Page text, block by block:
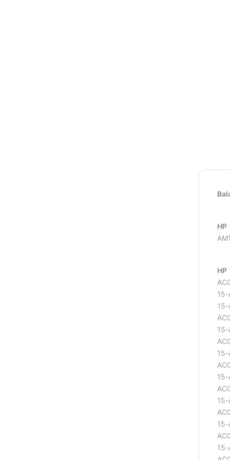
HP
HP15-AC000 15-AC000NC 15-AC000NE 15-AC000NF 15-